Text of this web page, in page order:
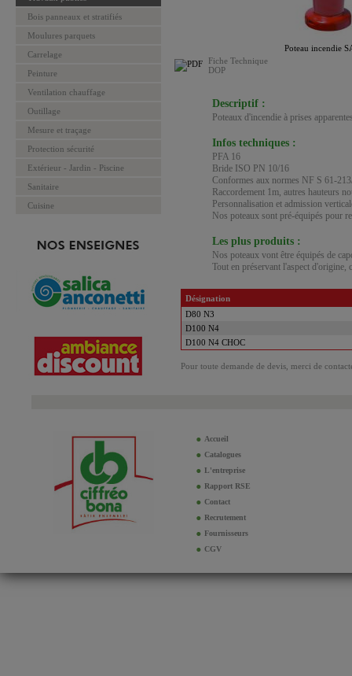
Bois panneaux et stratifiés
Moulures parquets
Carrelage
Peinture
Ventilation chauffage
Outillage
Mesure et traçage
Protection sécurité
Extérieur - Jardin - Piscine
Sanitaire
Cuisine
Poteau incendie
Fiche Technique
DOP
Descriptif :
Poteaux d'incendie à prises
Infos techniques :
PFA 16
Bride ISO PN 10/16
Conformes aux normes NF S 61-
Raccordement 1m, autres hauteurs
Personnalisation et admission
Nos poteaux sont pré-équipés pour
Les plus produits :
Nos poteaux vont être équipés de
Tout en préservant l'aspect d'origine,
Désignation
D80 N3
D100 N4
D100 N4 CHOC
Pour toute demande de devis, merci de
Accueil
Catalogues
L'entreprise
Rapport RSE
Contact
Recrutement
Fournisseurs
CGV